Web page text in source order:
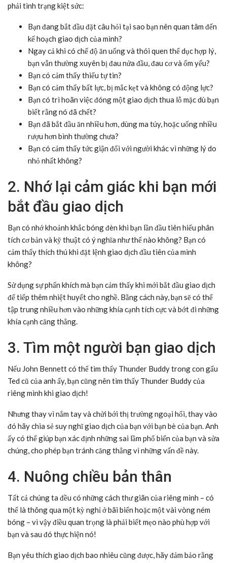
phải tình trạng kiệt sức:
Bạn đang bắt đầu đặt câu hỏi tại sao bạn nên quan tâm đến
kế hoạch giao dịch của mình?
Ngay cả khi có chế độ ăn uống và thói quen thể dục hợp lý,
bạn vẫn thường xuyên bị đau nửa đầu, đau cơ và ốm yếu?
Bạn có cảm thấy thiếu tự tin?
Bạn có cảm thấy bất lực, bị mắc kẹt và không có động lực?
Bạn có trì hoãn việc đóng một giao dịch thua lỗ mặc dù bạn
biết rằng nó đã chết?
Bạn đã bắt đầu ăn nhiều hơn, dùng ma túy, hoặc uống nhiều
rượu hơn bình thường chưa?
Bạn có cảm thấy tức giận đối với người khác vì những lý do
nhỏ nhất không?
2. Nhớ lại cảm giác khi bạn mới
bắt đầu giao dịch
Bạn có nhớ khoảnh khắc bóng đèn khi bạn lần đầu tiên hiểu phân
tích cơ bản và kỹ thuật có ý nghĩa như thế nào không? Bạn có
cảm thấy thích thú khi đặt lệnh giao dịch đầu tiên của mình
không?
Sử dụng sự phấn khích mà bạn cảm thấy khi mới bắt đầu giao dịch
để tiếp thêm nhiệt huyết cho nghề. Bằng cách này, bạn sẽ có thể
tập trung nhiều hơn vào những khía cạnh tích cực và bớt đi những
khía cạnh căng thẳng.
3. Tìm một người bạn giao dịch
Nếu John Bennett có thể tìm thấy Thunder Buddy trong con gấu
Ted cũ của anh ấy, bạn cũng nên tìm thấy Thunder Buddy của
riêng mình khi giao dịch!
Nhưng thay vì nắm tay và chửi bới thị trường ngoại hối, thay vào
đó hãy chia sẻ suy nghĩ giao dịch của bạn với bạn bè của bạn. Anh
ấy có thể giúp bạn xác định những sai lầm phổ biến của bạn và sửa
chúng, cho phép bạn tránh căng thẳng vì những vấn đề này.
4. Nuông chiều bản thân
Tất cả chúng ta đều có những cách thư giãn của riêng mình – có
thể là thông qua một kỳ nghỉ ở bãi biển hoặc một vài vòng ném
bóng – vì vậy điều quan trọng là phải biết mẹo nào phù hợp với
bạn và sau đó thực hiện nó!
Bạn yêu thích giao dịch bao nhiêu cũng được, hãy đảm bảo rằng